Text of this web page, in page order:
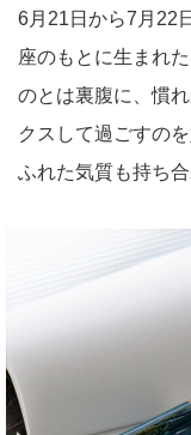
6月21日から7月22
座のもとに生まれ
のとは裏腹に、慣
クスして過ごすの
ふれた気質も持ち